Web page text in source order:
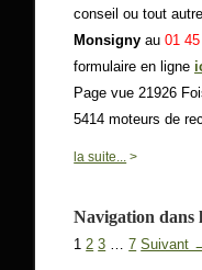
conseil ou tout
Monsigny au01
formulaire en ligne
Page vue 21926
5414 moteurs de
la suite... >
Navigation dans
1 2 3 … 7 Suivant